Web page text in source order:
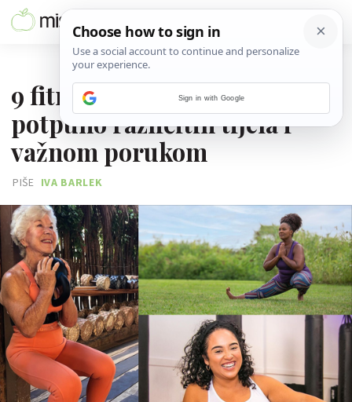
9 fitness influencerica
potpuno različitih tijela i
važnom porukom
PIŠE IVA BARLEK
Sign in with Google